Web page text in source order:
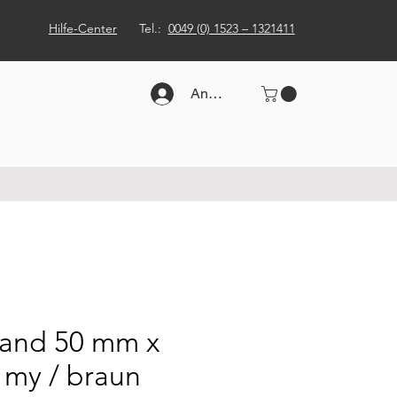
Hilfe-Center Tel.: 0049 (0) 1523 – 1321411
Anmelden
50 mm x
/ braun